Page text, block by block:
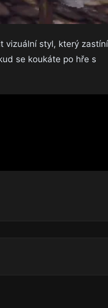
vizuální styl, který zastíní
se koukáte po hře s